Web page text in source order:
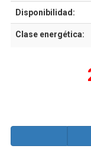
Disponibilidad:
Clase energética: